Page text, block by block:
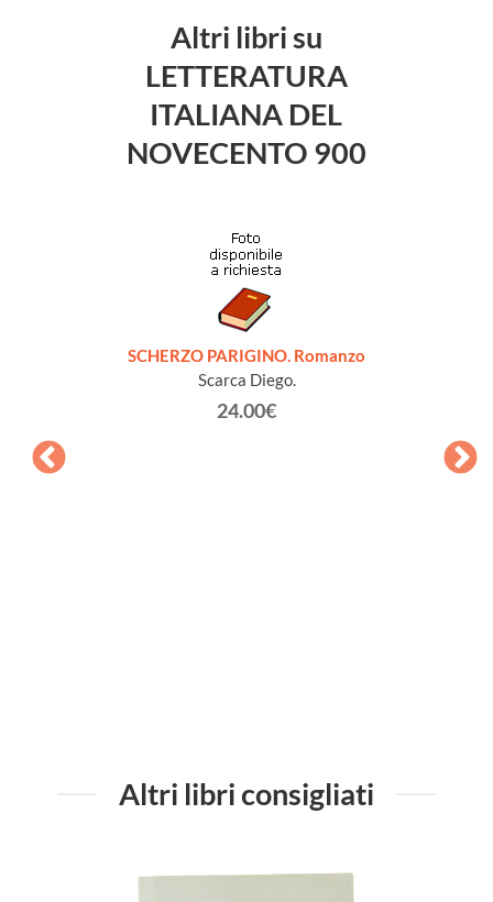
Altri libri su
LETTERATURA
ITALIANA DEL
NOVECENTO 900
SCHERZO PARIGINO. Romanzo
Scarca Diego.
24.00€
Altri libri consigliati